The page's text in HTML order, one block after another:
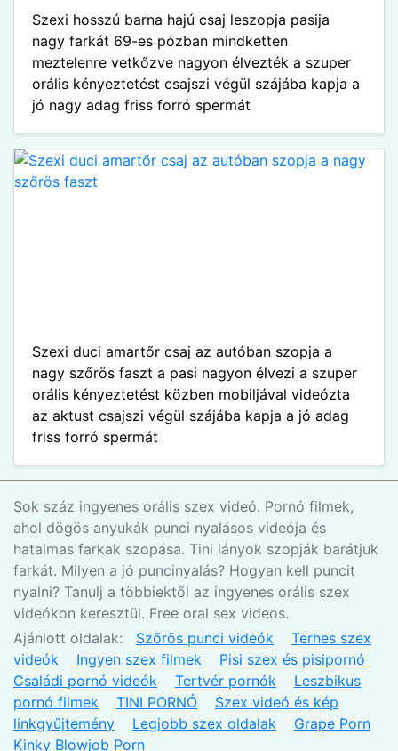
Szexi hosszú barna hajú csaj leszopja pasija
nagy farkát 69-es pózban mindketten
meztelenre vetkőzve nagyon élvezték a szuper
orális kényeztetést csajszi végül szájába kapja a
jó nagy adag friss forró spermát
Szexi duci amartőr csaj az autóban szopja a
nagy szőrös faszt a pasi nagyon élvezi a szuper
orális kényeztetést közben mobiljával videózta
az aktust csajszi végül szájába kapja a jó adag
friss forró spermát
Sok száz ingyenes orális szex videó. Pornó filmek,
ahol dögös anyukák punci nyalásos videója és
hatalmas farkak szopása. Tini lányok szopják barátjuk
farkát. Milyen a jó puncinyalás? Hogyan kell puncit
nyalni? Tanulj a többiektől az ingyenes orális szex
videókon keresztül. Free oral sex videos.
Ajánlott oldalak: Szőrös punci videók
Terhes szex
videók
Ingyen szex filmek
Pisi szex és pisipornó
Családi pornó videók
Tertvér pornók
Leszbikus
pornó filmek
TINI PORNÓ
Szex videó és kép
linkgyűjtemény
Legjobb szex oldalak
Grape Porn
Kinky Blowjob Porn